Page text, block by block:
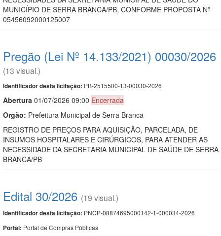
MUNICÍPIO DE SERRA BRANCA/PB, CONFORME PROPOSTA Nº
05456092000125007
Pregão (Lei Nº 14.133/2021) 00030/2026
(13 visual.)
Identificador desta licitação: PB-2515500-13-00030-2026
Abertura 01/07/2026 09:00 Encerrada
Orgão: Prefeitura Municipal de Serra Branca
REGISTRO DE PREÇOS PARA AQUISIÇÃO, PARCELADA, DE
INSUMOS HOSPITALARES E CIRÚRGICOS, PARA ATENDER AS
NECESSIDADE DA SECRETARIA MUNICIPAL DE SAÚDE DE SERRA
BRANCA/PB
Edital 30/2026 (19 visual.)
Identificador desta licitação: PNCP-08874695000142-1-000034-2026
Portal: Portal de Compras Públicas